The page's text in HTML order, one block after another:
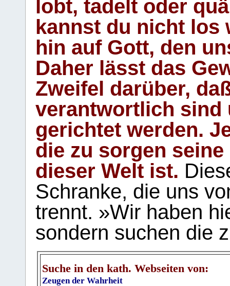
lobt, tadelt oder
kannst du nicht los
hin auf Gott, den
Daher lässt das
Zweifel darüber,
verantwortlich sind
gerichtet werden.
die zu sorgen
dieser Welt ist.
Schranke, die uns
trennt. »Wir haben
sondern suchen die
Suche in den kath. Webseiten von:
Zeugen der Wahrheit